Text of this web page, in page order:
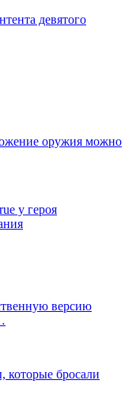
девятого
оружия можно
у героя
версию
бросали